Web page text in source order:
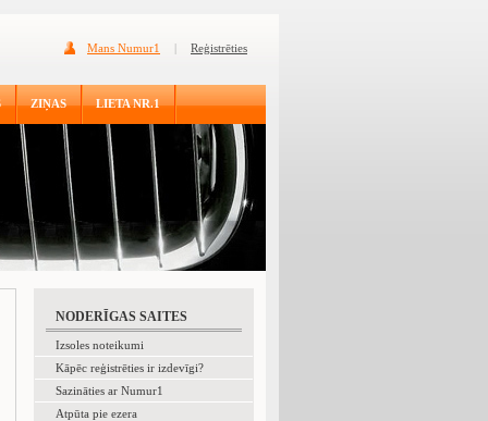
Mans Numur1 | Reģistrēties
ZIŅAS LIETA NR.1
NODERĪGAS SAITES
Izsoles noteikumi
Kāpēc reģistrēties ir izdevīgi?
Sazināties ar Numur1
Atpūta pie ezera